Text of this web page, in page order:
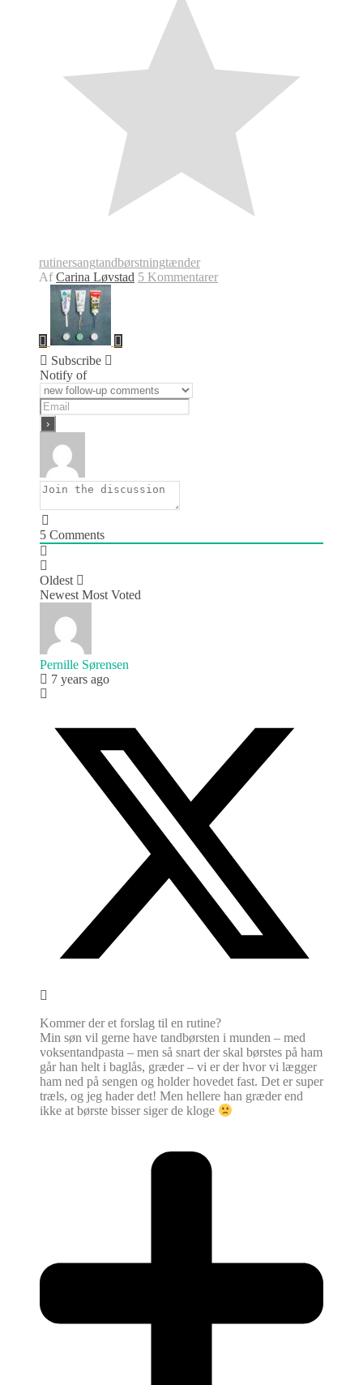
rutinersangtandbørstningtænder
AfCarina Løvstad 5 Kommentarer
Subscribe
Notify of
5 Comments
Oldest
Newest Most Voted
Pernille Sørensen
7 years ago
Kommer der et forslag til en rutine?
Min søn vil gerne have tandbørsten i munden – med
voksentandpasta – men så snart der skal børstes på ham
går han helt i baglås, græder – vi er der hvor vi lægger
ham ned på sengen og holder hovedet fast. Det er super
træls, og jeg hader det! Men hellere han græder end
ikke at børste bisser siger de kloge